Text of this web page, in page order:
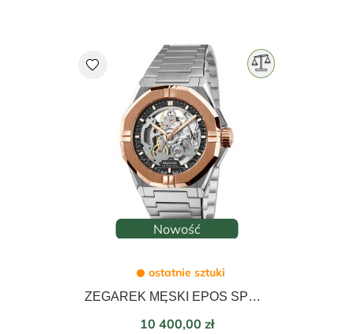
Nowość
ostatnie sztuki
ZEGAREK MĘSKI EPOS SPORT SKELETON AUTOMATIC 41mm 3506.139.34.15.30
Cena
10 400,00 zł
favorite